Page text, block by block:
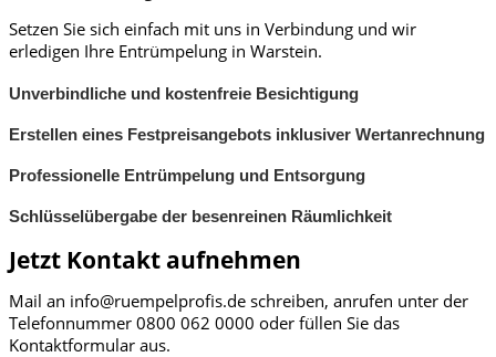
Setzen Sie sich einfach mit uns in Verbindung und wir
erledigen Ihre Entrümpelung in Warstein.
Unverbindliche und kostenfreie Besichtigung
Erstellen eines Festpreisangebots inklusiver Wertanrechnung
Professionelle Entrümpelung und Entsorgung
Schlüsselübergabe der besenreinen Räumlichkeit
Jetzt Kontakt aufnehmen
Mail an info@ruempelprofis.de schreiben, anrufen unter der
Telefonnummer 0800 062 0000​ oder füllen Sie das
Kontaktformular aus.